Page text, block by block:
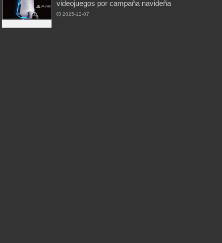
videojuegos por campaña navideña
2025-12-07